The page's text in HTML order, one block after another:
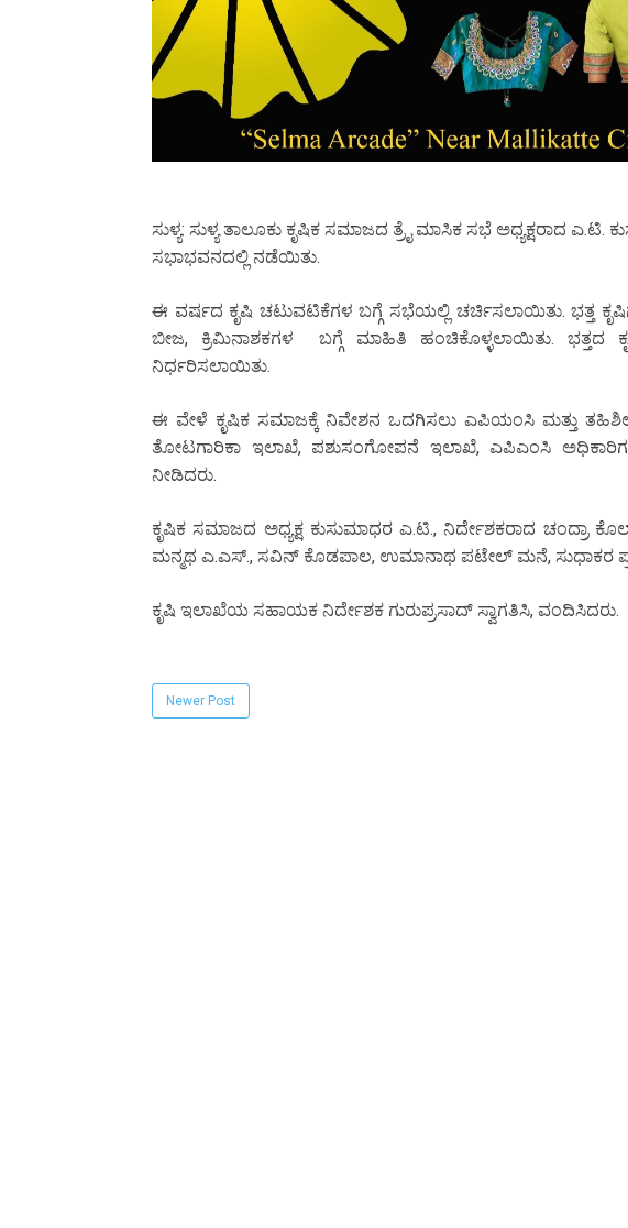
ಸುಳ್ಯ: ಸುಳ್ಯ ತಾಲೂಕು ಕೃಷಿಕ ಸಮಾಜದ ತ್ರೈ ಮಾಸಿಕ ಸಭೆ ಅಧ್ಯಕ್ಷರಾದ
ಸಭಾಭವನದಲ್ಲಿ ನಡೆಯಿತು.
ಈ ವರ್ಷದ ಕೃಷಿ ಚಟುವಟಿಕೆಗಳ ಬಗ್ಗೆ ಸಭೆಯಲ್ಲಿ ಚರ್ಚಿಸಲಾಯಿತು. ಭತ್ತ
ಬೀಜ, ಕ್ರಿಮಿನಾಶಕಗಳ ಬಗ್ಗೆ ಮಾಹಿತಿ ಹಂಚಿಕೊಳ್ಳಲಾಯಿತು. ಭತ್ತದ
ನಿರ್ಧರಿಸಲಾಯಿತು.
ಈ ವೇಳೆ ಕೃಷಿಕ ಸಮಾಜಕ್ಕೆ ನಿವೇಶನ ಒದಗಿಸಲು ಎಪಿಯಂಸಿ ಮತ್ತು
ತೋಟಗಾರಿಕಾ ಇಲಾಖೆ, ಪಶುಸಂಗೋಪನೆ ಇಲಾಖೆ, ಎಪಿಎಂಸಿ
ನೀಡಿದರು.
ಕೃಷಿಕ ಸಮಾಜದ ಅಧ್ಯಕ್ಷ ಕುಸುಮಾಧರ ಎ.ಟಿ., ನಿರ್ದೇಶಕರಾದ ಚಂದ್ರಾ
ಮನ್ಮಥ ಎ.ಎಸ್., ಸವಿನ್ ಕೊಡಪಾಲ, ಉಮಾನಾಥ ಪಟೇಲ್ ಮನೆ, ಸುಧಾಕರ
ಕೃಷಿ ಇಲಾಖೆಯ ಸಹಾಯಕ ನಿರ್ದೇಶಕ ಗುರುಪ್ರಸಾದ್ ಸ್ವಾಗತಿಸಿ, ವಂದಿಸಿದರು.
Newer Post